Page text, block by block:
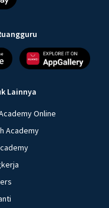
Lainnya
Online
Academy